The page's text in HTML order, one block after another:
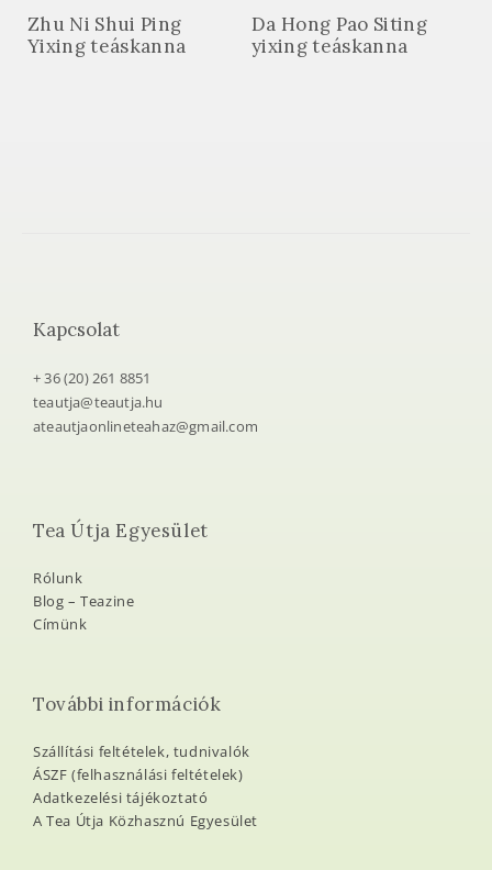
Zhu Ni Shui Ping
Yixing teáskanna
Da Hong Pao Siting
yixing teáskanna
Kapcsolat
+ 36 (20) 261 8851
teautja@teautja.hu
ateautjaonlineteahaz@gmail.com
Tea Útja Egyesület
Rólunk
Blog – Teazine
Címünk
További információk
Szállítási feltételek, tudnivalók
ÁSZF (felhasználási feltételek)
Adatkezelési tájékoztató
A Tea Útja Közhasznú Egyesület